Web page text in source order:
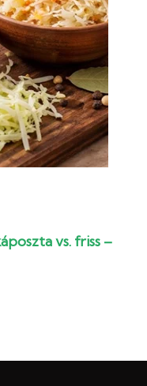
vs. friss –